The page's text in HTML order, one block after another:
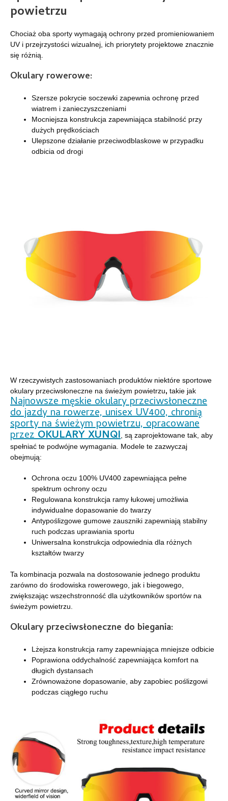
powietrzu
Chociaż oba sporty wymagają ochrony przed promieniowaniem
UV i przejrzystości wizualnej, ich priorytety projektowe znacznie
się różnią.
Okulary rowerowe:
Szersze pokrycie soczewki zapewnia ochronę przed
wiatrem i zanieczyszczeniami
Mocniejsza konstrukcja zapewniająca stabilność przy
dużych prędkościach
Ulepszone działanie przeciwodblaskowe w przypadku
odbicia od drogi
W rzeczywistych zastosowaniach produktów niektóre sportowe
okulary przeciwsłoneczne na świeżym powietrzu, takie jak
Najnowsze męskie okulary przeciwsłoneczne
do jazdy na rowerze, unisex UV400, chronią
sporty na świeżym powietrzu, opracowane
przezOKULARY XUNQI, są zaprojektowane tak, aby
spełniać te podwójne wymagania. Modele te zazwyczaj
obejmują:
Ochrona oczu 100% UV400 zapewniająca pełne
spektrum ochrony oczu
Regulowana konstrukcja ramy łukowej umożliwia
indywidualne dopasowanie do twarzy
Antypoślizgowe gumowe zauszniki zapewniają stabilny
ruch podczas uprawiania sportu
Uniwersalna konstrukcja odpowiednia dla różnych
kształtów twarzy
Ta kombinacja pozwala na dostosowanie jednego produktu
zarówno do środowiska rowerowego, jak i biegowego,
zwiększając wszechstronność dla użytkowników sportów na
świeżym powietrzu.
Okulary przeciwsłoneczne do biegania:
Lżejsza konstrukcja ramy zapewniająca mniejsze odbicie
Poprawiona oddychalność zapewniająca komfort na
długich dystansach
Zrównoważone dopasowanie, aby zapobiec poślizgowi
podczas ciągłego ruchu